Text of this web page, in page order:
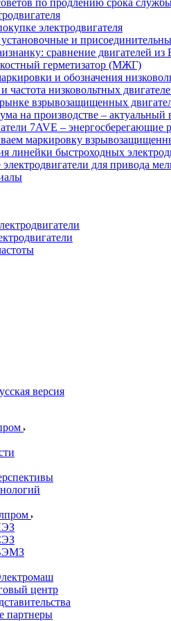
по продлению срока
электродвигателя
и
сравнение двигателей
герметизатор (МЖГ)
и обозначения
частота низковольтных
взрывозащищенных
на производстве – актуальный
7AVE – энергосберегающие
маркировку
линейки быстроходных
для привода
центр
партнеры